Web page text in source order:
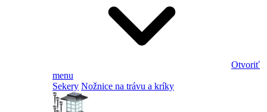
Otvoriť
menu
Sekery Nožnice na trávu a kríky